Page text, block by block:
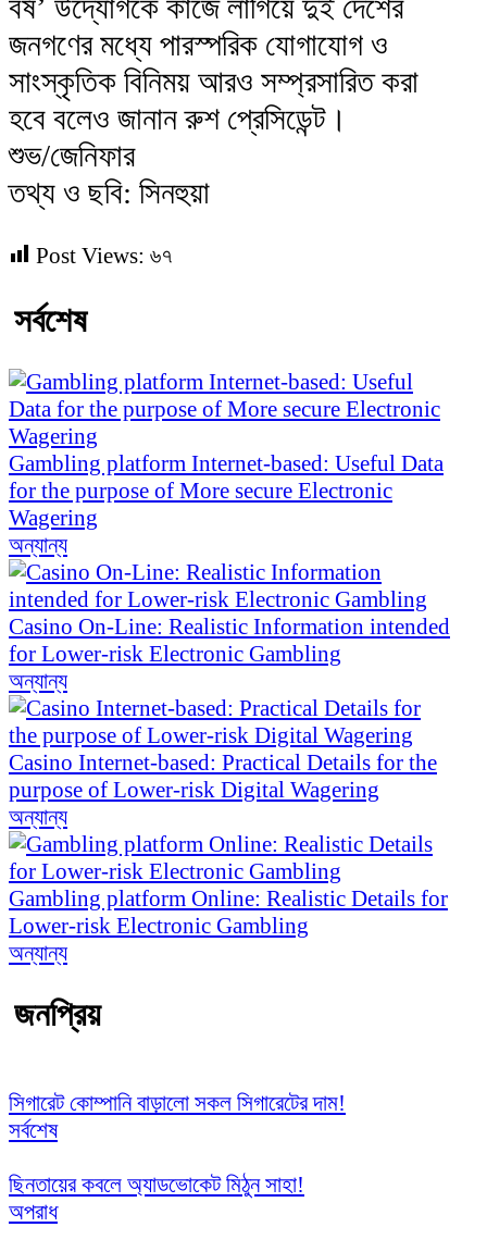
বর্ষ’ উদ্যোগকে কাজে লাগিয়ে দুই দেশের
জনগণের মধ্যে পারস্পরিক যোগাযোগ ও
সাংস্কৃতিক বিনিময় আরও সম্প্রসারিত করা
হবে বলেও জানান রুশ প্রেসিডেন্ট।
শুভ/জেনিফার
তথ্য ও ছবি: সিনহুয়া
Post Views: ৬৭
সর্বশেষ
Gambling platform Internet-based: Useful Data
for the purpose of More secure Electronic
Wagering
অন্যান্য
Casino On-Line: Realistic Information intended
for Lower-risk Electronic Gambling
অন্যান্য
Casino Internet-based: Practical Details for the
purpose of Lower-risk Digital Wagering
অন্যান্য
Gambling platform Online: Realistic Details for
Lower-risk Electronic Gambling
অন্যান্য
জনপ্রিয়
সিগারেট কোম্পানি বাড়ালো সকল সিগারেটের দাম!
সর্বশেষ
ছিনতায়ের কবলে অ্যাডভোকেট মিঠুন সাহা!
অপরাধ